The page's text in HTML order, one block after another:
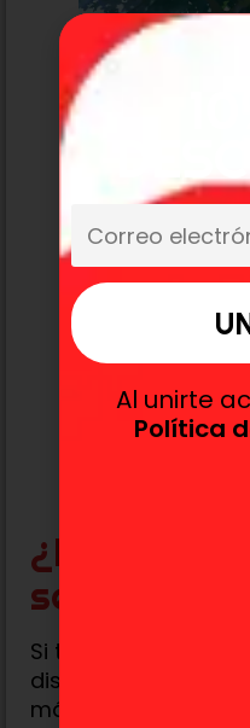
¿Dónde
segunda
Si te preguntas
disfrutando de las
más probable es
Al unirte
Política